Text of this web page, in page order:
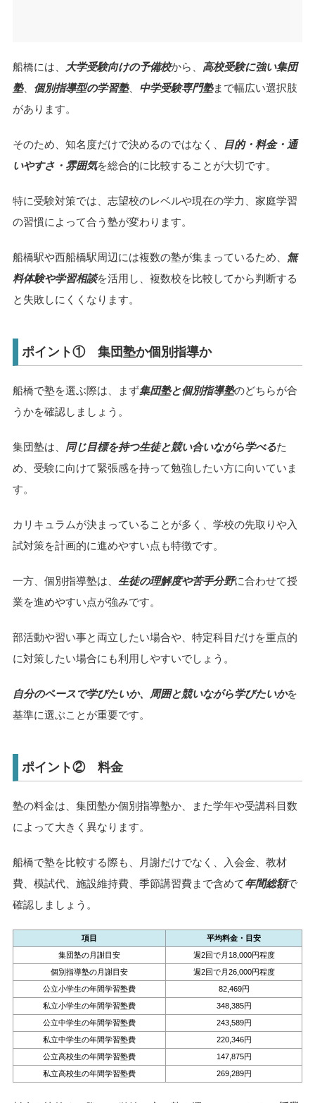
船橋には、 大学受験向けの予備校から、 高校受験に強い集団
塾、 個別指導型の学習塾、 中学受験専門塾まで幅広い選択肢
があります。
そのため、知名度だけで決めるのではなく、
目的・料金・通
いやすさ・雰囲気を総合的に比較することが大切です。
特に受験対策では、志望校のレベルや現在の学力、家庭学習
の習慣によって合う塾が変わります。
船橋駅や西船橋駅周辺には複数の塾が集まっているため、 無
料体験や学習相談を活用し、複数校を比較してから判断する
と失敗しにくくなります。
ポイント① 集団塾か個別指導か
船橋で塾を選ぶ際は、まず集団塾と個別指導塾のどちらが合
うかを確認しましょう。
集団塾は、 同じ目標を持つ生徒と競い合いながら学べるた
め、受験に向けて緊張感を持って勉強したい方に向いていま
す。
カリキュラムが決まっていることが多く、学校の先取りや入
試対策を計画的に進めやすい点も特徴です。
一方、個別指導塾は、 生徒の理解度や苦手分野に合わせて授
業を進めやすい点が強みです。
部活動や習い事と両立したい場合や、特定科目だけを重点的
に対策したい場合にも利用しやすいでしょう。
自分のペースで学びたいか、周囲と競いながら学びたいかを
基準に選ぶことが重要です。
ポイント② 料金
塾の料金は、集団塾か個別指導塾か、また学年や受講科目数
によって大きく異なります。
船橋で塾を比較する際も、月謝だけでなく、入会金、教材
費、模試代、施設維持費、季節講習費まで含めて年間総額で
確認しましょう。
項目
平均料金・目安
集団塾の月謝目安
週2回で月18,000円程度
個別指導塾の月謝目安
週2回で月26,000円程度
公立小学生の年間学習塾費
82,469円
私立小学生の年間学習塾費
348,385円
公立中学生の年間学習塾費
243,589円
私立中学生の年間学習塾費
220,346円
公立高校生の年間学習塾費
147,875円
私立高校生の年間学習塾費
269,289円